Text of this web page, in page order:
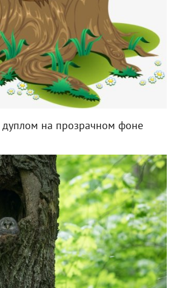
на прозрачном фоне